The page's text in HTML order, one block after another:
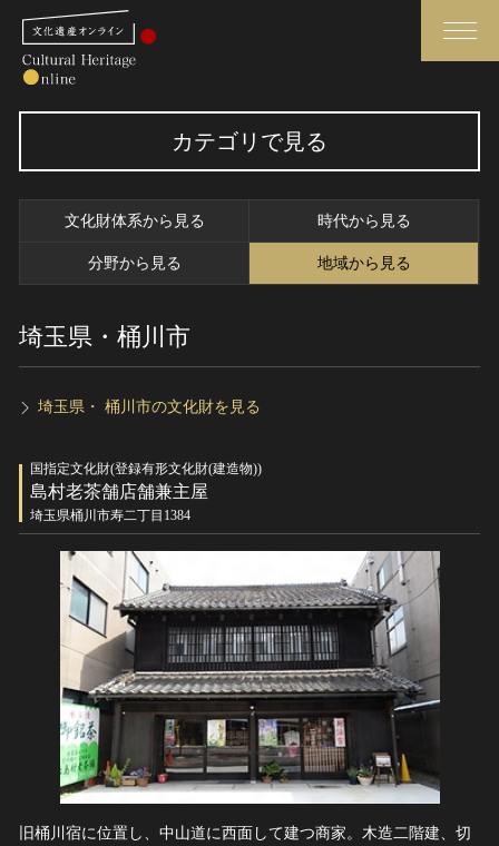
さらに詳細検索
トップ
作品一覧
カテゴリで見る
全国の美術館・博物館
世界遺産
無形文化遺産
動画で見る無形の文化財
博物館、美術館の皆さまへ
お知らせ一覧
関連サイトリンク
サイトマップ
サイトのご意見はこちら
文化遺産データベース
国指定文化財等データベース
カテゴリで見る
文化財体系から見る 時代から見る
分野から見る 地域から見る
埼玉県・桶川市
埼玉県・ 桶川市の文化財を見る
国指定文化財(登録有形文化財(建造物))
島村老茶舗店舗兼主屋
埼玉県桶川市寿二丁目1384
旧桶川宿に位置し、中山道に西面して建つ商家。木造二階建、切